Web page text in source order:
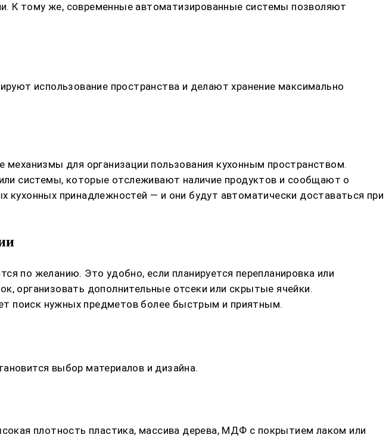
К тому же, современные автоматизированные системы позволяют
использование пространства и делают хранение максимально
для организации пользования кухонным пространством.
системы, которые отслеживают наличие продуктов и сообщают о
принадлежностей — и они будут автоматически доставаться при
по желанию. Это удобно, если планируется перепланировка или
организовать дополнительные отсеки или скрытые ячейки.
поиск нужных предметов более быстрым и приятным.
выбор материалов и дизайна.
плотность пластика, массива дерева, МДФ с покрытием лаком или